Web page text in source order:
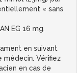
« sans
EG 16 mg,
en suivant
Vérifiez
en cas de